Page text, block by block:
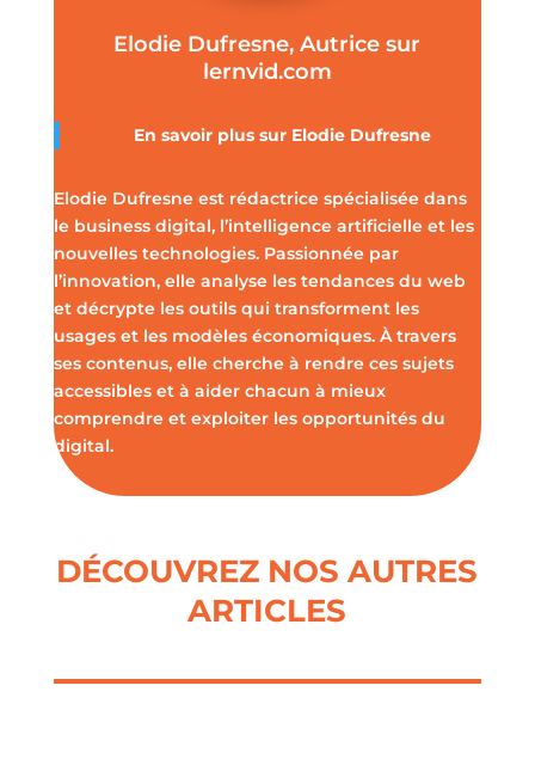
Elodie Dufresne, Autrice sur
lernvid.com
En savoir plus sur Elodie Dufresne
Elodie Dufresne est rédactrice spécialisée dans
le business digital, l’intelligence artificielle et les
nouvelles technologies. Passionnée par
l’innovation, elle analyse les tendances du web
et décrypte les outils qui transforment les
usages et les modèles économiques. À travers
ses contenus, elle cherche à rendre ces sujets
accessibles et à aider chacun à mieux
comprendre et exploiter les opportunités du
digital.
DÉCOUVREZ NOS AUTRES
ARTICLES